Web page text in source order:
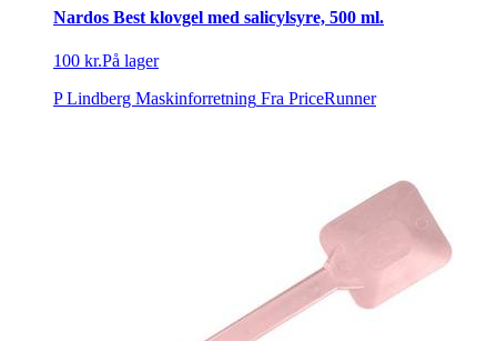
Nardos Best klovgel med salicylsyre, 500 ml.
100 kr.På lager
P Lindberg Maskinforretning Fra PriceRunner